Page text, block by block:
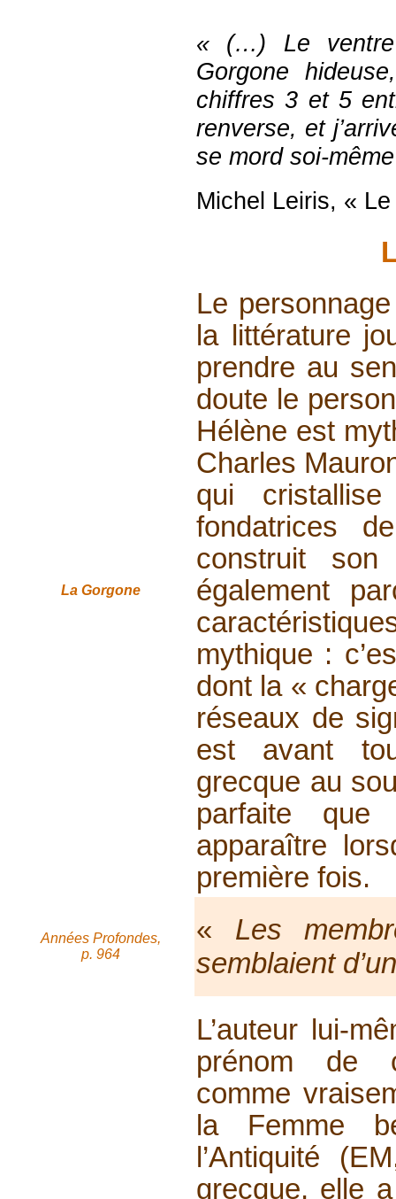
« (…) Le ventre
Gorgone
chiffres 3 et 5
renverse, et
se mord soi-
Michel Leiris, «
La Gorgone
Le
la littérature
prendre au
doute le
Hélène est
Charles
qui
fondatrices
construit
également
mythique :
dont la «
réseaux de
est avant
grecque au
parfaite
apparaître
première fois.
Années Profondes,
p. 964
« Les
semblaient
L’auteur lui-
prénom de
comme
la Femme
l’Antiquité
grecque, elle